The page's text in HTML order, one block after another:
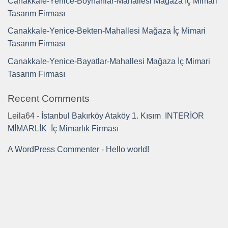
Tasarım Firması
Canakkale-Yenice-Bekten-Mahallesi Mağaza İç Mimari
Tasarım Firması
Canakkale-Yenice-Bayatlar-Mahallesi Mağaza İç Mimari
Tasarım Firması
Recent Comments
Leila64 - İstanbul Bakırköy Ataköy 1. Kısım INTERİOR
MİMARLİK İç Mimarlık Firması
A WordPress Commenter - Hello world!